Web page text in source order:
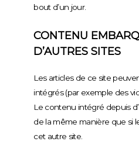
bout d’un jour.
CONTENU
D’AUTRES SITES
Les articles de ce site
intégrés (par exemple des
Le contenu intégré depuis
de la même manière que si
cet autre site.